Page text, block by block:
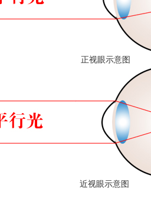
正视眼示意图
近视眼示意图